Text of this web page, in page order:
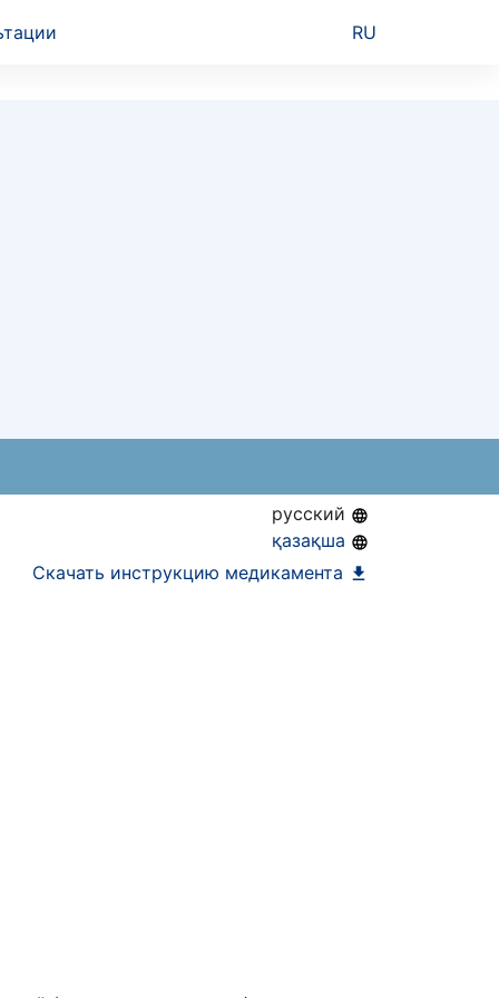
RU
русский
қазақша
Скачать инструкцию медикамента